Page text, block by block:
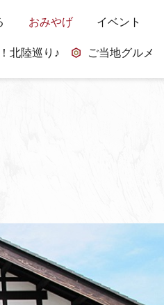
おみやげ イベント
北陸巡り♪ ご当地グルメ